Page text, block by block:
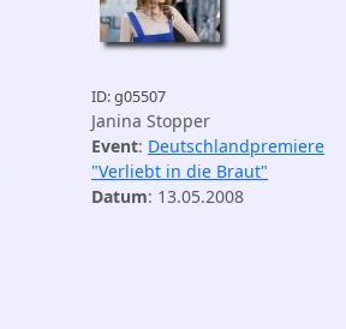
ID: g05507
Janina Stopper
Event: Deutschlandpremiere
"Verliebt in die Braut"
Datum: 13.05.2008